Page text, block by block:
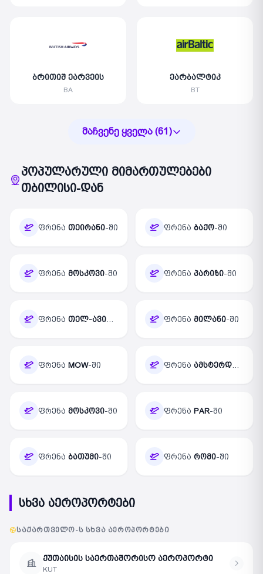
ბრითიშ ეარვეის
BA
ეარბალტიკ
BT
მაჩვენე ყველა (61)
პოპულარული მიმართულებები
თბილისი-დან
ფრენა თეირანი-ში ფრენა ბაქო-ში
ფრენა მოსკოვი-ში ფრენა პარიზი-ში
ფრენა თელ-ავივი ფრენა მილანი-ში
ფრენა MOW-ში ფრენა ამსტერდამი
ფრენა მოსკოვი-ში ფრენა PAR-ში
ფრენა ბათუმი-ში ფრენა რომი-ში
სხვა აეროპორტები
ᲡᲐᲥᲐᲠᲗᲕᲔᲚᲝ-Ს ᲡᲮᲕᲐ ᲐᲔᲠᲝᲞᲝᲠᲢᲔᲑᲘ
ქუთაისის საერთაშორისო აეროპორტი
KUT